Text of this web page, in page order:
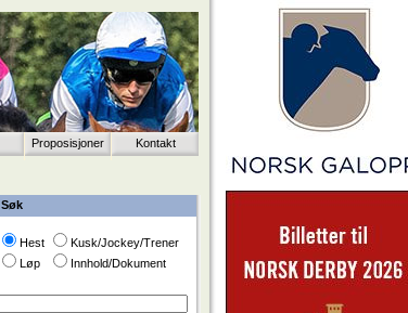
Proposisjoner Kontakt
Søk
Hest
Kusk/Jockey/Trener
Løp
Innhold/Dokument